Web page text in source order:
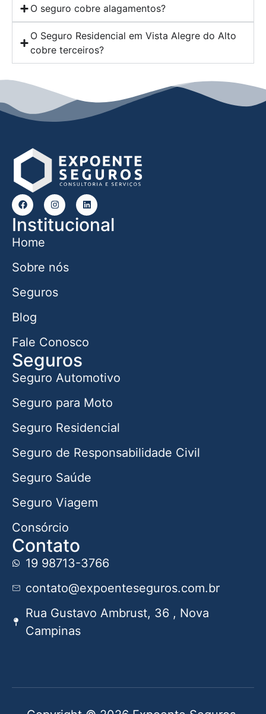
O seguro cobre alagamentos?
O Seguro Residencial em Vista Alegre do Alto
cobre terceiros?
Institucional
Home
Sobre nós
Seguros
Blog
Fale Conosco
Seguros
Seguro Automotivo
Seguro para Moto
Seguro Residencial
Seguro de Responsabilidade Civil
Seguro Saúde
Seguro Viagem
Consórcio
Contato
19 98713-3766
contato@expoenteseguros.com.br
Rua Gustavo Ambrust, 36 , Nova
Campinas